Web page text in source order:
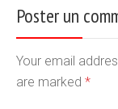
Poster un
Your email
are marked *